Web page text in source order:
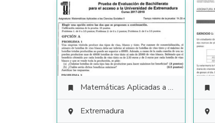
 Matemáticas Aplicadas a las Ciencias Sociales
 Extremadura

